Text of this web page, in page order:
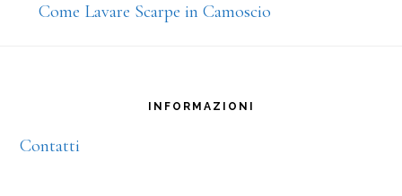
Come Lavare Scarpe in Camoscio
INFORMAZIONI
Contatti